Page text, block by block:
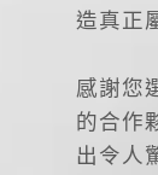
造真正
感謝您
的合作
出令人